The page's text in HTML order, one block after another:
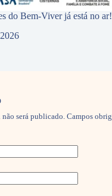
do Bem-Viver já está no ar!
não será publicado. Campos